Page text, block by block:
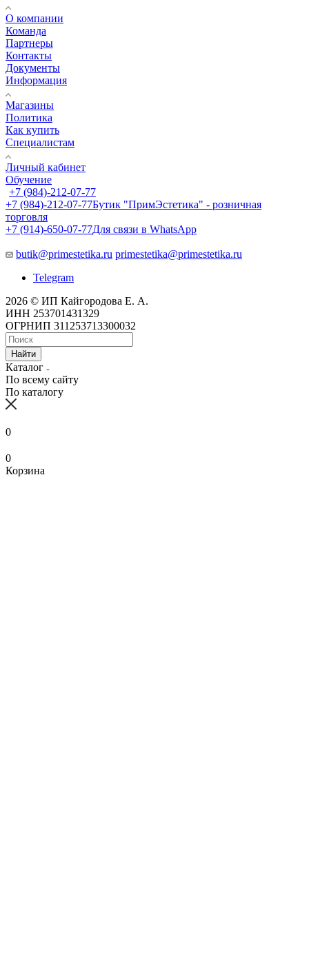
О компании
Команда
Партнеры
Контакты
Документы
Информация
Магазины
Политика
Как купить
Специалистам
Личный кабинет
Обучение
+7 (984)-212-07-77
+7 (984)-212-07-77Бутик "ПримЭстетика" - розничная
торговля
+7 (914)-650-07-77Для связи в WhatsApp
butik@primestetika.ru primestetika@primestetika.ru
Telegram
2026 © ИП Кайгородова Е. А.
ИНН 253701431329
ОГРНИП 311253713300032
Найти
Каталог
По всему сайту
По каталогу
0
0
Корзина